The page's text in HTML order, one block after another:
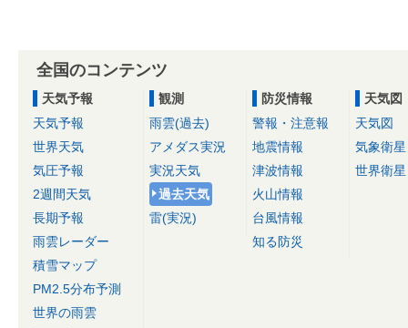
全国のコンテンツ
天気予報
天気予報
世界天気
気圧予報
2週間天気
長期予報
雨雲レーダー
積雪マップ
PM2.5分布予測
世界の雨雲
観測
雨雲(過去)
アメダス実況
実況天気
過去天気
雷(実況)
防災情報
警報・注意報
地震情報
津波情報
火山情報
台風情報
知る防災
天気図
天気図
気象衛星
世界衛星